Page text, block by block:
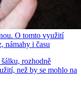
O tomto využití
námahy i času
rozhodně
než by se mohlo na